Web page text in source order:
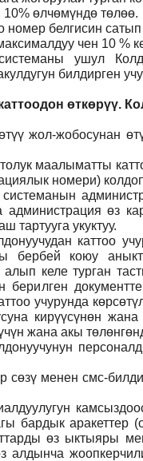
өлчөмүндө төлөө.
белгисин
чен 10 %
ушул
билдирген
өткөрүү.
жол-жобосунан
толук маалыматты
номери) колдоп
өз
тартууга укуктуу.
каттоо
бербей коюу
келе турган
учурунда
кирүүсүнөн
жана акы
сөзү менен смс-
бардык аракеттер
өз ыктыяры